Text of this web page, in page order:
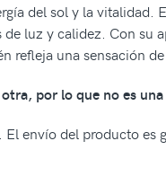
del sol y la vitalidad.
luz y calidez. Con
refleja una sensación
por lo que no es
envío del producto